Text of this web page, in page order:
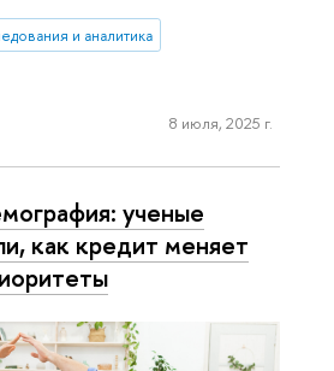
и аналитика
8 июля, 2025 г.
ученые
как кредит меняет